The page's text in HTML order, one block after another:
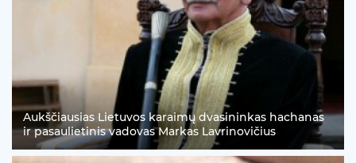
Aukščiausias Lietuvos karaimų dvasininkas hachanas
ir pasaulietinis vadovas Markas Lavrinovičius